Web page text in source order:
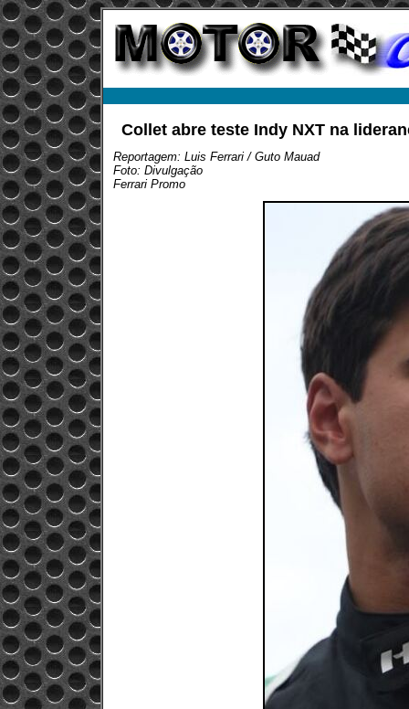
Collet abre teste Indy NXT na
Reportagem: Luis Ferrari / Guto Mauad
Foto: Divulgação
Ferrari Promo